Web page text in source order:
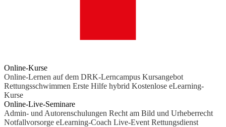
Online-Kurse
Online-Lernen auf dem DRK-Lerncampus Kursangebot
Rettungsschwimmen Erste Hilfe hybrid Kostenlose eLearning-
Kurse
Online-Live-Seminare
Admin- und Autorenschulungen Recht am Bild und Urheberrecht
Notfallvorsorge eLearning-Coach Live-Event Rettungsdienst